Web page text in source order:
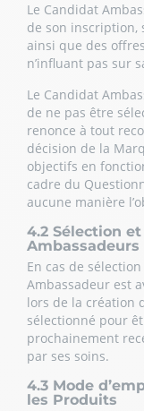
Le Candidat
de son inscription,
ainsi que des
n’influant pas sur
Le Candidat
de ne pas être
renonce à tout
décision de la
objectifs en
cadre du
aucune manière
4.2 Sélection
Ambassadeurs
En cas de
Ambassadeur est
lors de la création
sélectionné pour
prochainement
par ses soins.
4.3 Mode
les Produits